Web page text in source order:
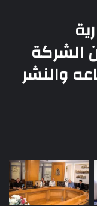
الشركة
والنشر